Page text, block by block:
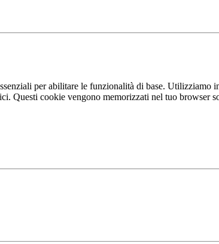
per abilitare le funzionalità di base. Utilizziamo
Questi cookie vengono memorizzati nel tuo browser